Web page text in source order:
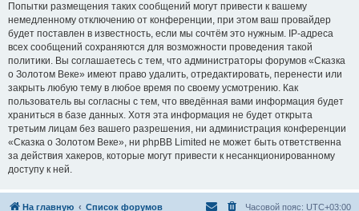
Попытки размещения таких сообщений могут привести к вашему
немедленному отключению от конференции, при этом ваш провайдер
будет поставлен в известность, если мы сочтём это нужным. IP-адреса
всех сообщений сохраняются для возможности проведения такой
политики. Вы соглашаетесь с тем, что администраторы форумов «Сказка
о Золотом Веке» имеют право удалить, отредактировать, перенести или
закрыть любую тему в любое время по своему усмотрению. Как
пользователь вы согласны с тем, что введённая вами информация будет
храниться в базе данных. Хотя эта информация не будет открыта
третьим лицам без вашего разрешения, ни администрация конференции
«Сказка о Золотом Веке», ни phpBB Limited не может быть ответственна
за действия хакеров, которые могут привести к несанкционированному
доступу к ней.
На главную Список форумов Часовой пояс: UTC+03:00